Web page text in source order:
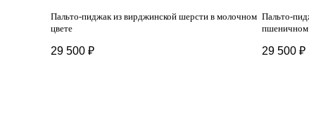
Пальто-пиджак из вирджинской шерсти в молочном
цвете
29 500 ₽
Пальто-
пшеничном
29 500 ₽